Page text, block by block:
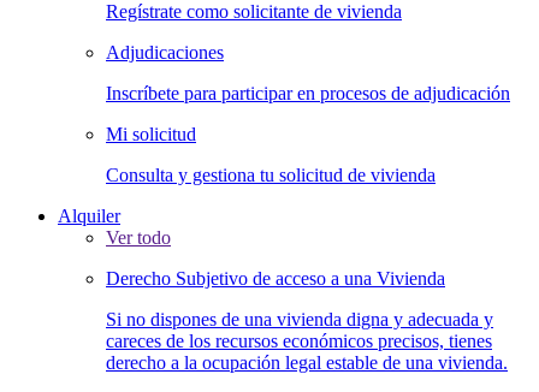
Regístrate como solicitante de vivienda
Adjudicaciones
Inscríbete para participar en procesos de adjudicación
Mi solicitud
Consulta y gestiona tu solicitud de vivienda
Alquiler
Ver todo
Derecho Subjetivo de acceso a una Vivienda
Si no dispones de una vivienda digna y adecuada y
careces de los recursos económicos precisos, tienes
derecho a la ocupación legal estable de una vivienda.